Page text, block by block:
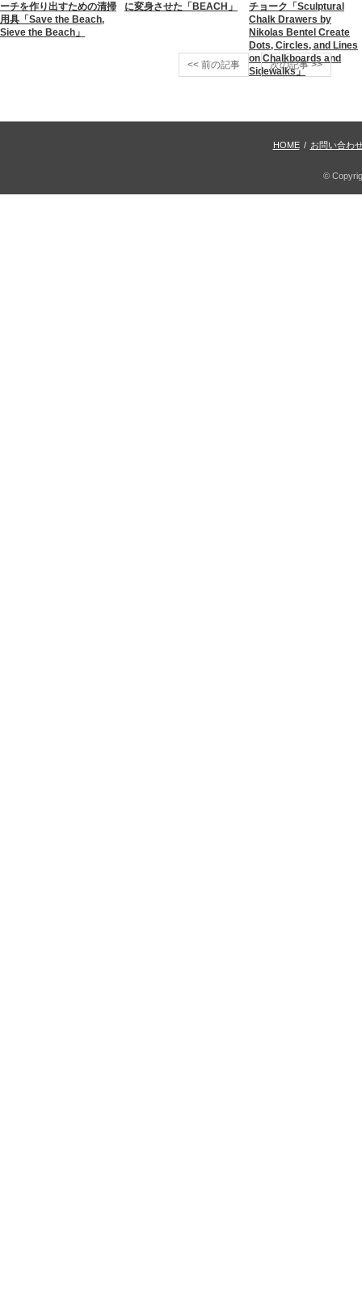
ーチを作り出すための清掃
用具「Save the Beach,
Sieve the Beach」
に変身させた「BEACH」
チョーク「Sculptural
Chalk Drawers by
Nikolas Bentel Create
Dots, Circles, and Lines
on Chalkboards and
Sidewalks」
<< 前の記事 次の記事 >>
HOME / お問い合わ
©